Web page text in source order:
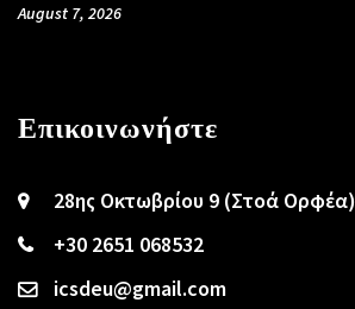
August 7, 2026
Επικοινωνήστε
28ης Οκτωβρίου 9 (Στοά Ορφέα)
+30 2651 068532
icsdeu@gmail.com